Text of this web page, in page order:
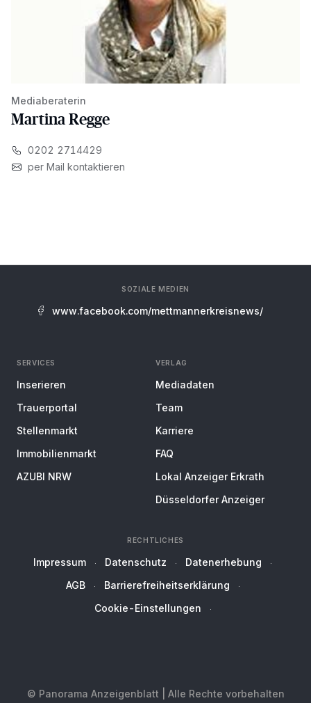
Mediaberaterin
Martina Regge
0202 2714429
per Mail kontaktieren
SOZIALE MEDIEN
www.facebook.com/mettmannerkreisnews/
SERVICES
Inserieren
Trauerportal
Stellenmarkt
Immobilienmarkt
AZUBI NRW
VERLAG
Mediadaten
Team
Karriere
FAQ
Lokal Anzeiger Erkrath
Düsseldorfer Anzeiger
RECHTLICHES
Impressum Datenschutz
Datenerhebung
AGB
Barrierefreiheitserklärung
Cookie-Einstellungen
© Panorama Anzeigenblatt | Alle Rechte vorbehalten